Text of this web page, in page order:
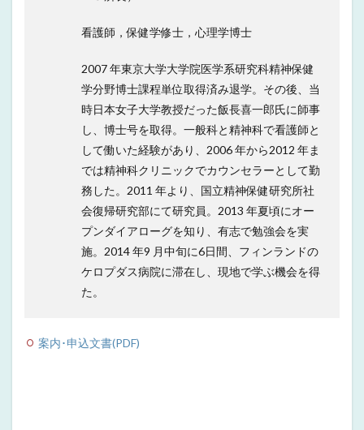
看護師，保健学修士，心理学博士
2007 年東京大学大学院医学系研究科精神保健
学分野博士課程単位取得済み退学。その後、当
時日本女子大学教授だった飯長喜一郎氏に師事
し、博士号を取得。一般科と精神科で看護師と
して働いた経験があり、2006 年から2012 年ま
では精神科クリニックでカウンセラーとして勤
務した。2011 年より、国立精神保健研究所社
会復帰研究部にて研究員。2013 年夏頃にオー
プンダイアローグを知り、有志で勉強会を実
施。2014 年9 月中旬に6日間、フィンランドの
ケロプダス病院に滞在し、現地で学ぶ機会を得
た。
案内･申込文書(PDF)